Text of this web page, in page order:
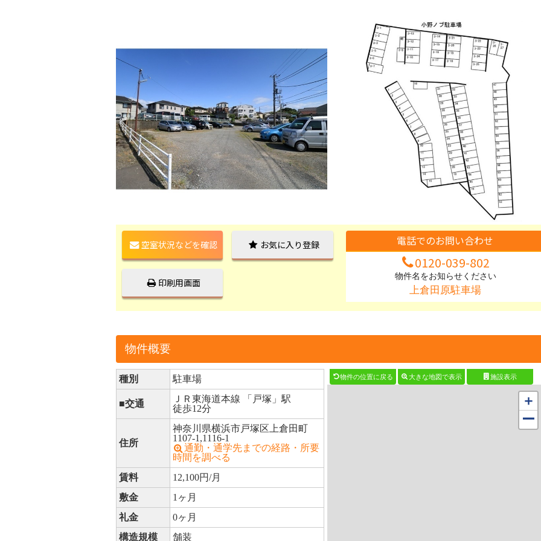
空室状況などを確認 お気に入り登録
印刷用画面
電話でのお問い合わせ
0120-039-802
物件名をお知らせください
上倉田原駐車場
物件概要
種別 駐車場
■交通
ＪＲ東海道本線 「戸塚」駅
徒歩12分
住所
神奈川県横浜市戸塚区上倉田町
1107-1,1116-1
通勤・通学先までの経路・所要
時間を調べる
賃料
12,100円/月
敷金
1ヶ月
礼金
0ヶ月
物件の位置に戻る 大きな地図で表示 施設表示
＋
ー